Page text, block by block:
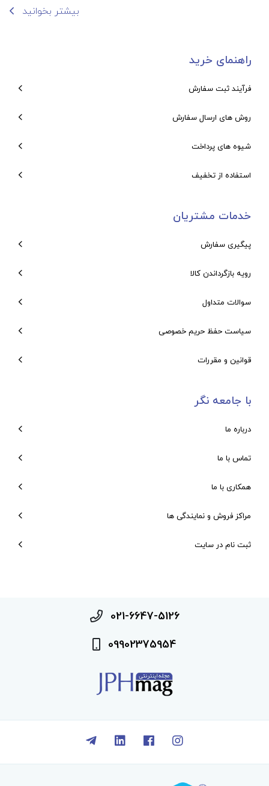
بیشتر بخوانید
راهنمای خرید
فرآیند ثبت سفارش
روش های ارسال سفارش
شیوه های پرداخت
استفاده از تخفیف
خدمات مشتریان
پیگیری سفارش
رویه بازگرداندن کالا
سوالات متداول
سیاست حفظ حریم خصوصی
قوانین و مقررات
با جامعه نگر
درباره ما
تماس با ما
همکاری با ما
مراکز فروش و نمایندگی ها
ثبت نام در سایت
021-6647-5126
09902375954